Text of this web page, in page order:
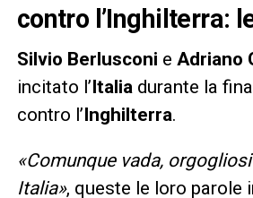
contro l’Inghilterra:
Silvio Berlusconi e Adriano
incitato l’ Italiadurante la
contro l’ Inghilterra.
«Comunque vada,
Italia», queste le loro parole